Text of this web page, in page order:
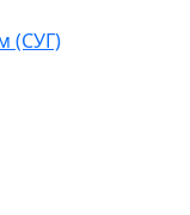
(СУГ)